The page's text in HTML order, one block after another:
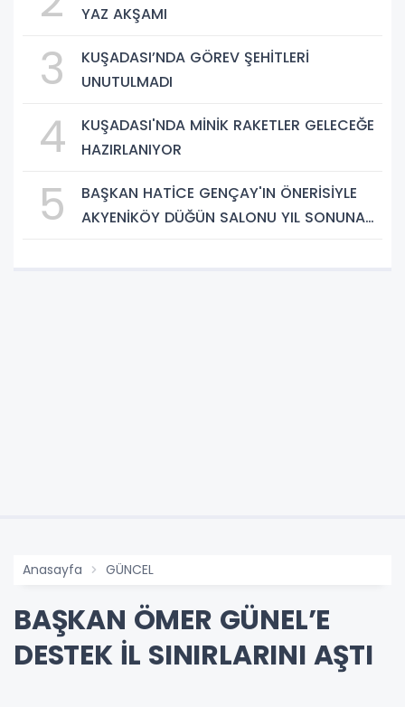
YAZ AKŞAMI
3
KUŞADASI’NDA GÖREV ŞEHİTLERİ
UNUTULMADI
4
KUŞADASI'NDA MİNİK RAKETLER GELECEĞE
HAZIRLANIYOR
5
BAŞKAN HATİCE GENÇAY'IN ÖNERİSİYLE
AKYENİKÖY DÜĞÜN SALONU YIL SONUNA
Anasayfa GÜNCEL
BAŞKAN ÖMER GÜNEL’E
DESTEK İL SINIRLARINI AŞTI